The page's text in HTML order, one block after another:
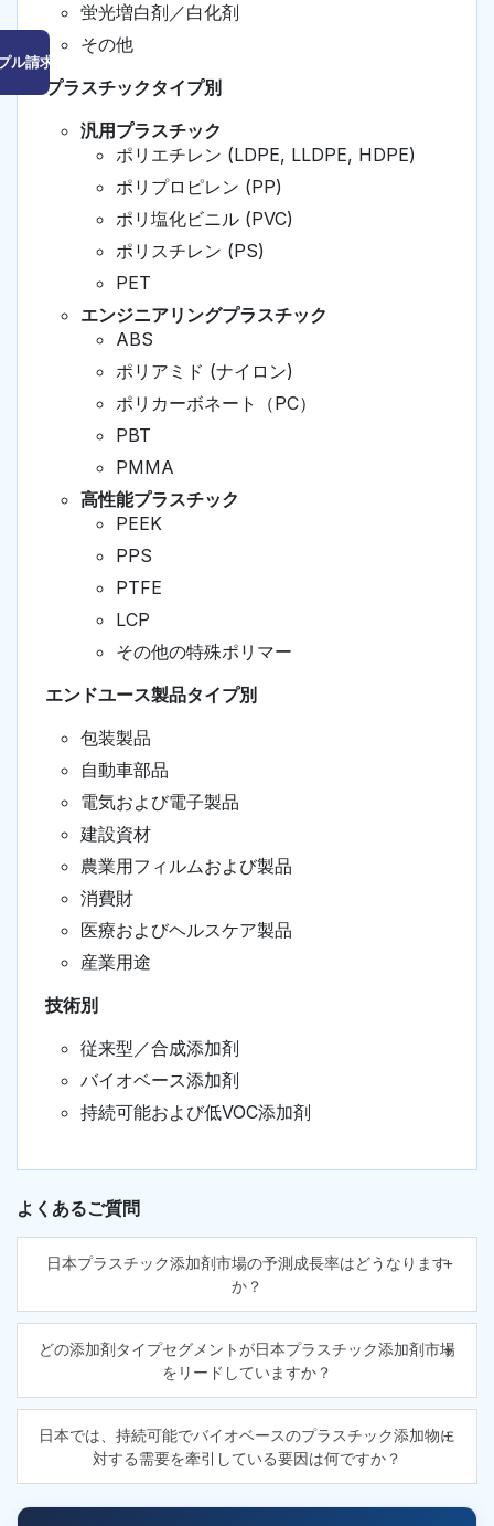
ル請求はこちら
蛍光増白剤／白化剤
その他
プラスチックタイプ別
汎用プラスチック
ポリエチレン (LDPE, LLDPE, HDPE)
ポリプロピレン (PP)
ポリ塩化ビニル (PVC)
ポリスチレン (PS)
PET
エンジニアリングプラスチック
ABS
ポリアミド (ナイロン)
ポリカーボネート（PC）
PBT
PMMA
高性能プラスチック
PEEK
PPS
PTFE
LCP
その他の特殊ポリマー
エンドユース製品タイプ別
包装製品
自動車部品
電気および電子製品
建設資材
農業用フィルムおよび製品
消費財
医療およびヘルスケア製品
産業用途
技術別
従来型／合成添加剤
バイオベース添加剤
持続可能および低VOC添加剤
よくあるご質問
日本プラスチック添加剤市場の予測成長率はどうなります
か？
どの添加剤タイプセグメントが日本プラスチック添加剤市場
をリードしていますか？
日本では、持続可能でバイオベースのプラスチック添加物に
対する需要を牽引している要因は何ですか？